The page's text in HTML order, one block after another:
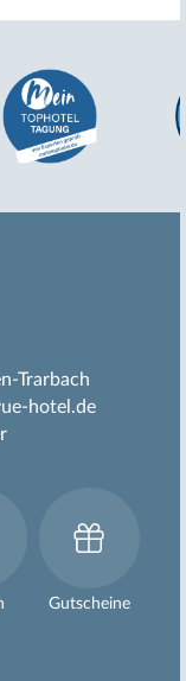
Trarbach
hotel.de
Gutscheine